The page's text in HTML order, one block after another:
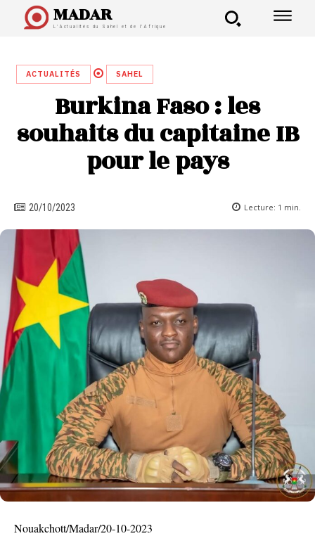
MADAR
L'Actualités du Sahel et de l'Afrique
ACTUALITÉS SAHEL
Burkina Faso : les
souhaits du capitaine IB
pour le pays
20/10/2023 Lecture: 1 min.
Nouakchott/Madar/20-10-2023